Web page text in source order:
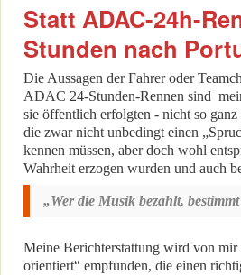
Statt ADAC-24h-
Stunden nach
Die Aussagen der Fahrer oder
ADAC 24-Stunden-Rennen sind
sie öffentlich erfolgten - nicht so
die zwar nicht unbedingt einen
kennen müssen, aber doch wohl
Wahrheit erzogen wurden und auch
„Wer die Musik bezahlt,
Meine Berichterstattung wird von mir
orientiert“ empfunden, die einen